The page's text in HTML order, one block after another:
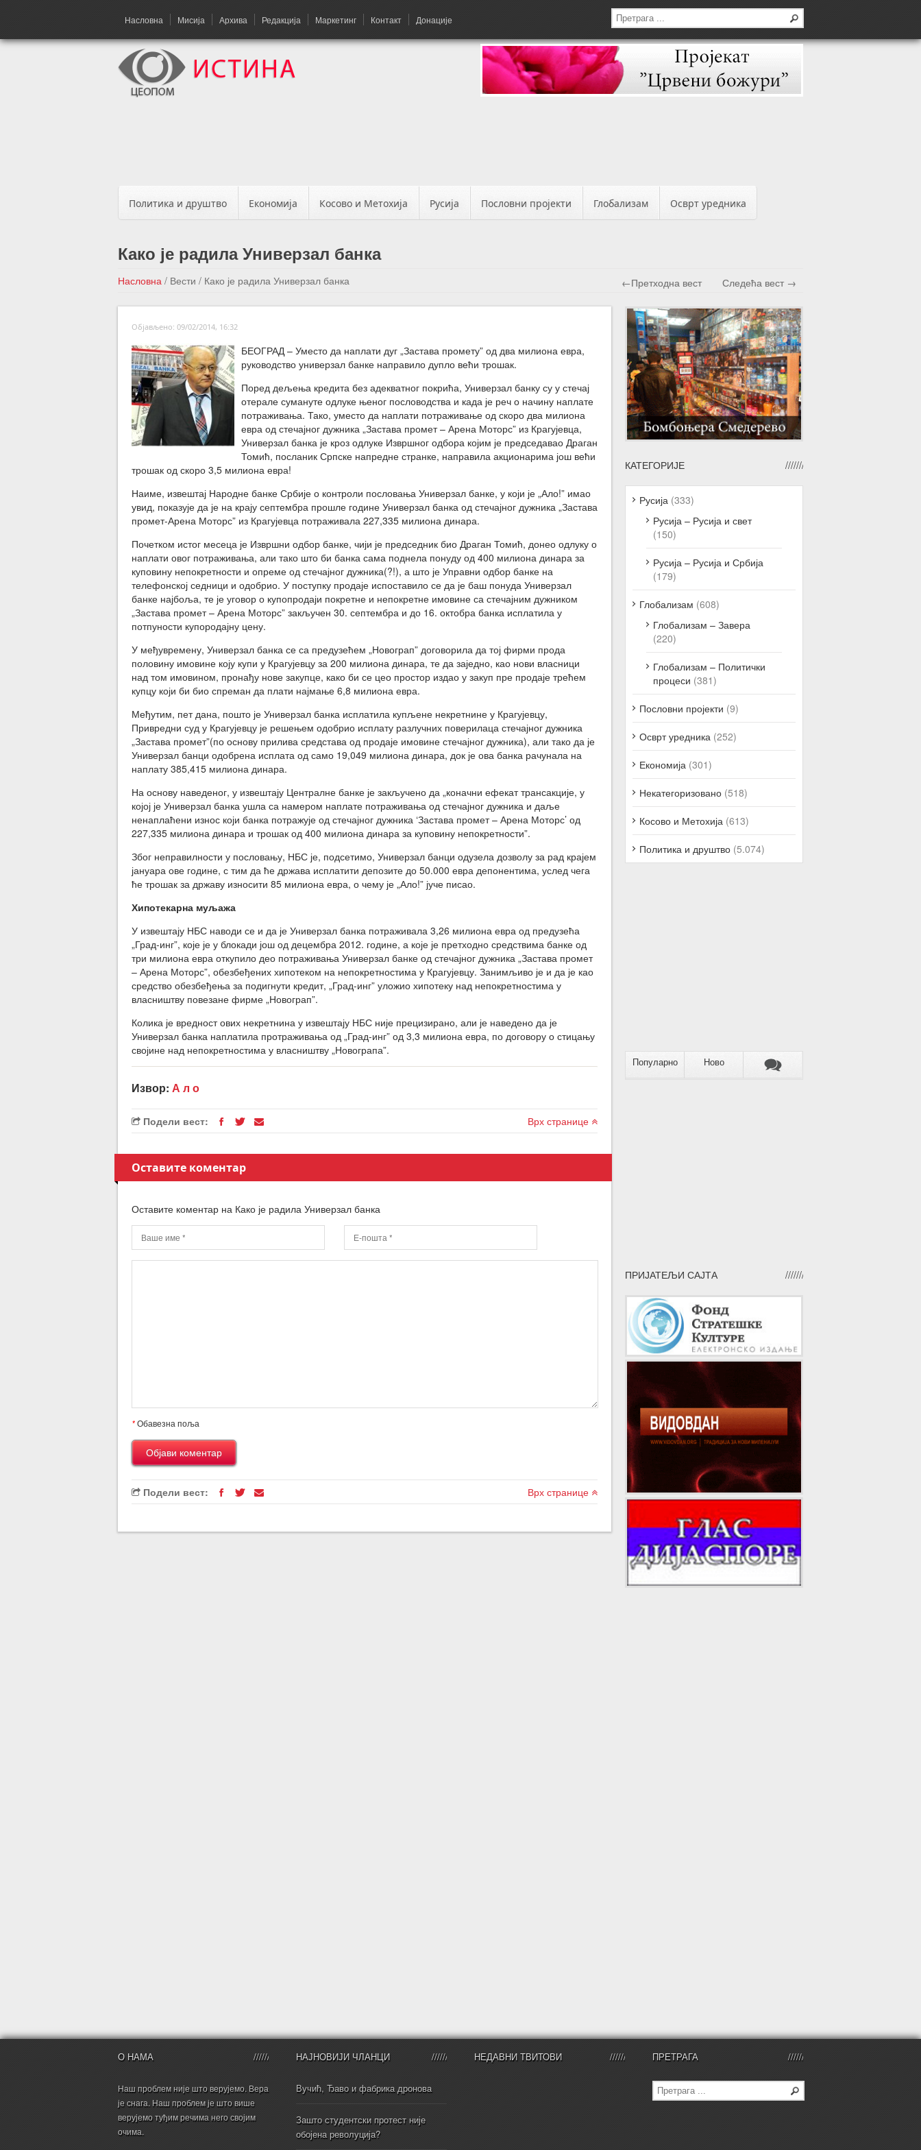
Насловна Мисија Архива Редакција Маркетинг Контакт Донације
Политика и друштво Економија Косово и Метохија Русија Пословни пројекти Глобализам Осврт уредника
Како је радила Универзал банка
Насловна / Вести / Како је радила Универзал банка ←Претходна вест Следећа вест →
Објављено: 09/02/2014, 16:32
БЕОГРАД – Уместо да наплати дуг „Застава промету” од два милиона евра,
руководство универзал банке направило дупло већи трошак.
Поред дељења кредита без адекватног покрића, Универзал банку су у стечај
отерале сумануте одлуке њеног пословодства и када је реч о начину наплате
потраживања. Тако, уместо да наплати потраживање од скоро два милиона
евра од стечајног дужника „Застава промет – Арена Моторс” из Крагујевца,
Универзал банка је кроз одлуке Извршног одбора којим је председавао Драган
Томић, посланик Српске напредне странке, направила акционарима још већи
трошак од скоро 3,5 милиона евра!
Наиме, извештај Народне банке Србије о контроли пословања Универзал банке, у који је „Ало!” имао
увид, показује да је на крају септембра прошле године Универзал банка од стечајног дужника „Застава
промет-Арена Моторс” из Крагујевца потраживала 227,335 милиона динара.
Почетком истог месеца је Извршни одбор банке, чији је председник био Драган Томић, донео одлуку о
наплати овог потраживања, али тако што би банка сама поднела понуду од 400 милиона динара за
куповину непокретности и опреме од стечајног дужника(?!), а што је Управни одбор банке на
телефонској седници и одобрио. У поступку продаје испоставило се да је баш понуда Универзал
банке најбоља, те је уговор о купопродаји покретне и непокретне имовине са стечајним дужником
„Застава промет – Арена Моторс” закључен 30. септембра и до 16. октобра банка исплатила у
потпуности купородајну цену.
У међувремену, Универзал банка се са предузећем „Новограп” договорила да тој фирми прода
половину имовине коју купи у Крагујевцу за 200 милиона динара, те да заједно, као нови власници
над том имовином, пронађу нове закупце, како би се цео простор издао у закуп пре продаје трећем
купцу који би био спреман да плати најмање 6,8 милиона евра.
Међутим, пет дана, пошто је Универзал банка исплатила купљене некретнине у Крагујевцу,
Привредни суд у Крагујевцу је решењем одобрио исплату разлучних поверилаца стечајног дужника
„Застава промет”(по основу прилива средстава од продаје имовине стечајног дужника), али тако да је
Универзал банци одобрена исплата од само 19,049 милиона динара, док је ова банка рачунала на
наплату 385,415 милиона динара.
На основу наведеног, у извештају Централне банке је закључено да „коначни ефекат трансакције, у
којој је Универзал банка ушла са намером наплате потраживања од стечајног дужника и даље
ненаплаћени износ који банка потражује од стечајног дужника ‘Застава промет – Арена Моторс’ од
227,335 милиона динара и трошак од 400 милиона динара за куповину непокретности”.
Због неправилности у пословању, НБС је, подсетимо, Универзал банци одузела дозволу за рад крајем
јануара ове године, с тим да ће држава исплатити депозите до 50.000 евра депонентима, услед чега
ће трошак за државу износити 85 милиона евра, о чему је „Ало!” јуче писао.
Хипотекарна муљажа
У извештају НБС наводи се и да је Универзал банка потраживала 3,26 милиона евра од предузећа
„Град-инг”, које је у блокади још од децембра 2012. године, а које је претходно средствима банке од
три милиона евра откупило део потраживања Универзал банке од стечајног дужника „Застава промет
– Арена Моторс”, обезбеђених хипотеком на непокретностима у Крагујевцу. Занимљиво је и да је као
средство обезбеђења за подигнути кредит, „Град-инг” уложио хипотеку над непокретностима у
власништву повезане фирме „Новограп”.
Колика је вредност ових некретнина у извештају НБС није прецизирано, али је наведено да је
Универзал банка наплатила протраживања од „Град-инг” од 3,3 милиона евра, по договору о стицању
својине над непокретностима у власништву „Новограпа”.
Извор: А л о
Подели вест: Врх странице
Оставите коментар
Оставите коментар на Како је радила Универзал банка
*Обавезна поља
Подели вест: Врх странице
КАТЕГОРИЈЕ
Русија (333)
Русија – Русија и свет
(150)
Русија – Русија и Србија
(179)
Глобализам (608)
Глобализам – Завера
(220)
Глобализам – Политички
процеси (381)
Пословни пројекти (9)
Осврт уредника (252)
Економија (301)
Некатегоризовано (518)
Косово и Метохија (613)
Политика и друштво (5.074)
Популарно Ново
ПРИЈАТЕЉИ САЈТА
О НАМА
Наш проблем није што верујемо. Вера
је снага. Наш проблем је што више
верујемо туђим речима него својим
очима.
НАЈНОВИЈИ ЧЛАНЦИ
Вучић, Ђаво и фабрика дронова
Зашто студентски протест није
обојена револуција?
НЕДАВНИ ТВИТОВИ ПРЕТРАГА